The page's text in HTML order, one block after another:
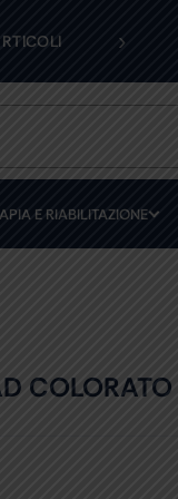
›
E RIABILITAZIONE